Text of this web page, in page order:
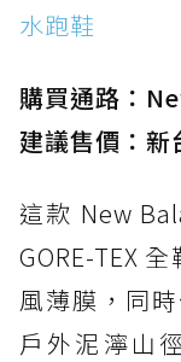
防水鞋推
水跑鞋
購買通路：
建議售價：
這款 New
GORE-TEX
風薄膜，同
戶外泥濘山